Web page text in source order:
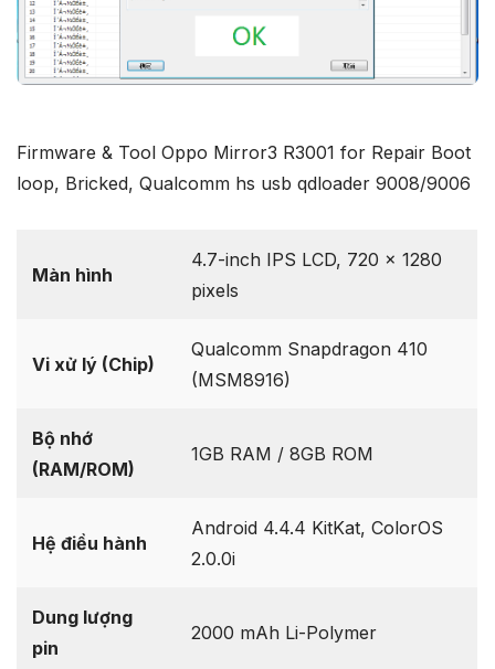
Firmware & Tool Oppo Mirror3 R3001 for Repair Boot
loop, Bricked, Qualcomm hs usb qdloader 9008/9006
Màn hình
4.7-inch IPS LCD, 720 x 1280
pixels
Vi xử lý (Chip)
Qualcomm Snapdragon 410
(MSM8916)
Bộ nhớ
(RAM/ROM)
1GB RAM / 8GB ROM
Hệ điều hành
Android 4.4.4 KitKat, ColorOS
2.0.0i
Dung lượng
pin
2000 mAh Li-Polymer